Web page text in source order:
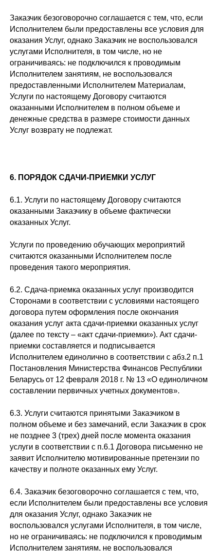
Заказчик безоговорочно соглашается с тем, что, если
Исполнителем были предоставлены все условия для
оказания Услуг, однако Заказчик не воспользовался
услугами Исполнителя, в том числе, но не
ограничиваясь: не подключился к проводимым
Исполнителем занятиям, не воспользовался
предоставленными Исполнителем Материалам,
Услуги по настоящему Договору считаются
оказанными Исполнителем в полном объеме и
денежные средства в размере стоимости данных
Услуг возврату не подлежат.
6. ПОРЯДОК СДАЧИ-ПРИЕМКИ УСЛУГ
6.1. Услуги по настоящему Договору считаются
оказанными Заказчику в объеме фактически
оказанных Услуг.
Услуги по проведению обучающих мероприятий
считаются оказанными Исполнителем после
проведения такого мероприятия.
6.2. Сдача-приемка оказанных услуг производится
Сторонами в соответствии с условиями настоящего
договора путем оформления после окончания
оказания услуг акта сдачи-приемки оказанных услуг
(далее по тексту – «акт сдачи-приемки»). Акт сдачи-
приемки составляется и подписывается
Исполнителем единолично в соответствии с абз.2 п.1
Постановления Министерства Финансов Республики
Беларусь от 12 февраля 2018 г. № 13 «О единоличном
составлении первичных учетных документов».
6.3. Услуги считаются принятыми Заказчиком в
полном объеме и без замечаний, если Заказчик в срок
не позднее 3 (трех) дней после момента оказания
услуги в соответствии с п.6.1 Договора письменно не
заявит Исполнителю мотивированные претензии по
качеству и полноте оказанных ему Услуг.
6.4. Заказчик безоговорочно соглашается с тем, что,
если Исполнителем были предоставлены все условия
для оказания Услуг, однако Заказчик не
воспользовался услугами Исполнителя, в том числе,
но не ограничиваясь: не подключился к проводимым
Исполнителем занятиям, не воспользовался